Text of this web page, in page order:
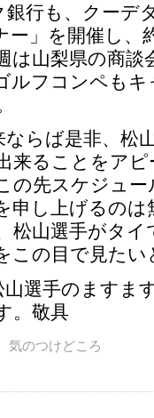
行も、クーデ
ー」を開催し、
は山梨県の商談
ルフコンペも
らば是非、松
来ることをア
の先スケジュ
申し上げるの
松山選手がタ
この目で見た
選手のますま
。敬具
気のつけどころ